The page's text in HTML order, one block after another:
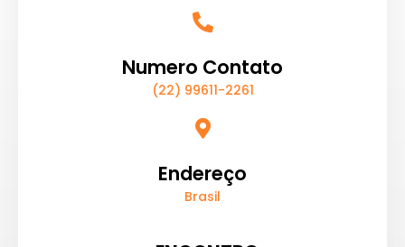
Numero Contato
(22) 99611-2261
Endereço
Brasil